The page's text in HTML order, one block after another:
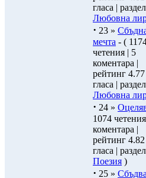
гласа |
Любовна
· 23 »
мечта - (
четения | 5
коментара |
рейтинг
гласа |
Любовна
· 24 »
1074
коментара |
рейтинг
гласа |
Поезия )
· 25 »